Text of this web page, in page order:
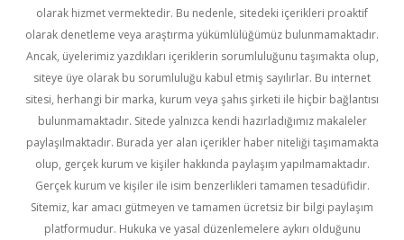
olarak hizmet vermektedir. Bu nedenle, sitedeki içerikleri proaktif
olarak denetleme veya araştırma yükümlülüğümüz bulunmamaktadır.
Ancak, üyelerimiz yazdıkları içeriklerin sorumluluğunu taşımakta olup,
siteye üye olarak bu sorumluluğu kabul etmiş sayılırlar. Bu internet
sitesi, herhangi bir marka, kurum veya şahıs şirketi ile hiçbir bağlantısı
bulunmamaktadır. Sitede yalnızca kendi hazırladığımız makaleler
paylaşılmaktadır. Burada yer alan içerikler haber niteliği taşımamakta
olup, gerçek kurum ve kişiler hakkında paylaşım yapılmamaktadır.
Gerçek kurum ve kişiler ile isim benzerlikleri tamamen tesadüfidir.
Sitemiz, kar amacı gütmeyen ve tamamen ücretsiz bir bilgi paylaşım
platformudur. Hukuka ve yasal düzenlemelere aykırı olduğunu